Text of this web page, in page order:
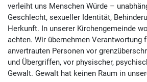
verleiht uns Menschen Würde –
Geschlecht, sexueller Identität,
Herkunft. In unserer Kirchengemeinde
achten. Wir übernehmen Verantwortung
anvertrauten Personen vor
und Übergriffen, vor physischer,
Gewalt. Gewalt hat keinen Raum in